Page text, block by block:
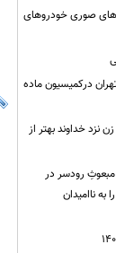
صوری خودروهای
درکمیسیون ماده
نزد خداوند بهتر از
مبعوثِ رودسر در
ناامیدان